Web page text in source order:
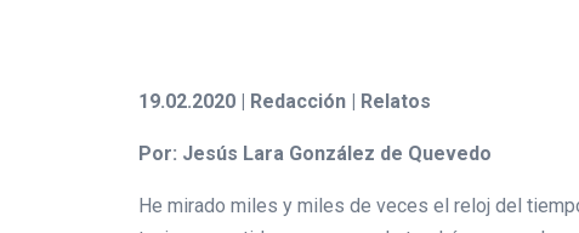
19.02.2020 | Redacción | Relatos
Por: Jesús Lara González de Quevedo
He mirado miles y miles de veces el reloj del